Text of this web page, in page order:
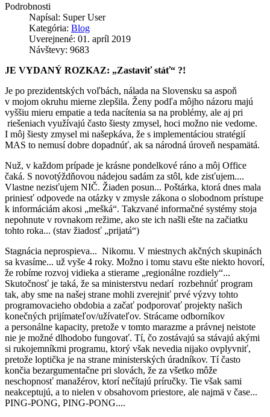
Podrobnosti
Napísal: Super User
Kategória: Blog
Uverejnené: 01. apríl 2019
Návštevy: 9683
JE VYDANÝ ROZKAZ: „Zastaviť stáť“ ?!
Je po prezidentských voľbách, nálada na Slovensku sa aspoň
v mojom okruhu mierne zlepšila. Ženy podľa môjho názoru majú
vyššiu mieru empatie a teda nacítenia sa na problémy, ale aj pri
riešeniach využívajú často šiesty zmysel, hoci možno nie vedome.
I môj šiesty zmysel mi našepkáva, že s implementáciou stratégií
MAS to nemusí dobre dopadnúť, ak sa národná úroveň nespamätá.
Nuž, v každom prípade je krásne pondelkové ráno a môj Office
čaká. S novotýždňovou nádejou sadám za stôl, kde zisťujem....
Vlastne nezisťujem NIČ. Žiaden posun... Poštárka, ktorá dnes mala
priniesť odpovede na otázky v zmysle zákona o slobodnom prístupe
k informáciám akosi „mešká“. Takzvané informačné systémy stoja
nepohnute v rovnakom režime, ako ste ich našli ešte na začiatku
tohto roka... (stav žiadosť „prijatá“)
Stagnácia neprospieva... Nikomu. V miestnych akčných skupinách
sa kvasíme... už vyše 4 roky. Možno i tomu stavu ešte niekto hovorí,
že robíme rozvoj vidieka a stierame „regionálne rozdiely“...
Skutočnosť je taká, že sa ministerstvu nedarí rozbehnúť program
tak, aby sme na našej strane mohli zverejniť prvé výzvy tohto
programovacieho obdobia a začať podporovať projekty našich
konečných prijímateľov/užívateľov. Strácame odborníkov
a personálne kapacity, pretože v tomto marazme a právnej neistote
nie je možné dlhodobo fungovať. Tí, čo zostávajú sa stávajú akými
si rukojemníkmi programu, ktorý však nevedia nijako ovplyvniť,
pretože loptička je na strane ministerských úradníkov. Tí často
končia bezargumentačne pri slovách, že za všetko môže
neschopnosť manažérov, ktorí nečítajú príručky. Tie však sami
neakceptujú, a to nielen v obsahovom priestore, ale najmä v čase...
PING-PONG, PING-PONG....